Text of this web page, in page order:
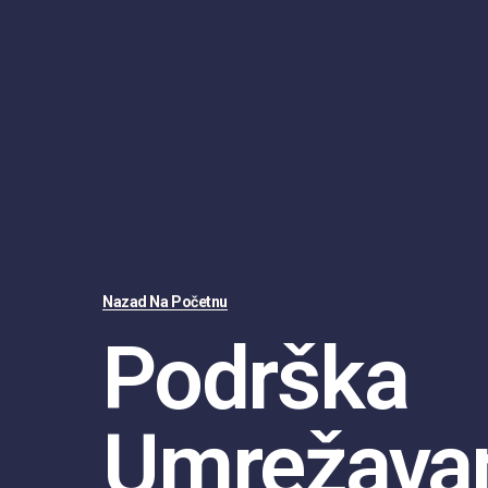
Nazad Na Početnu
Podrška